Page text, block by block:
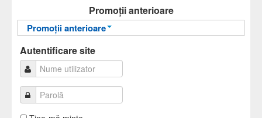
Promoții anterioare
Promoții anterioare
Promoții anterioare
Autentificare site